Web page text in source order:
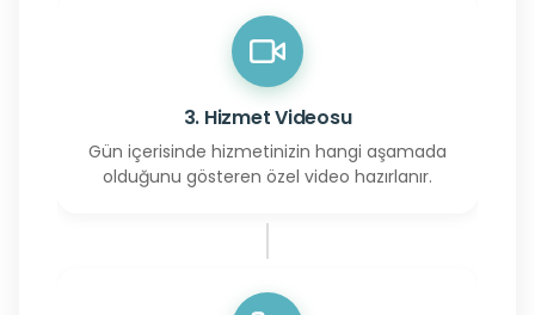
3. Hizmet Videosu
Gün içerisinde hizmetinizin hangi aşamada
olduğunu gösteren özel video hazırlanır.